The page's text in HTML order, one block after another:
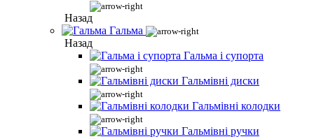
Назад
Гальма
Назад
Гальма і супорта
Гальмівні диски
Гальмівні колодки
Гальмівні ручки